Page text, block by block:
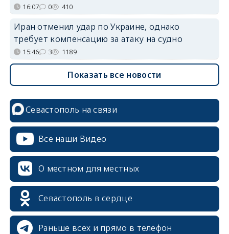
16:07 0 410
Иран отменил удар по Украине, однако
требует компенсацию за атаку на судно
15:46 3 1189
Показать все новости
Севастополь на связи
Все наши Видео
О местном для местных
Севастополь в сердце
Раньше всех и прямо в телефон